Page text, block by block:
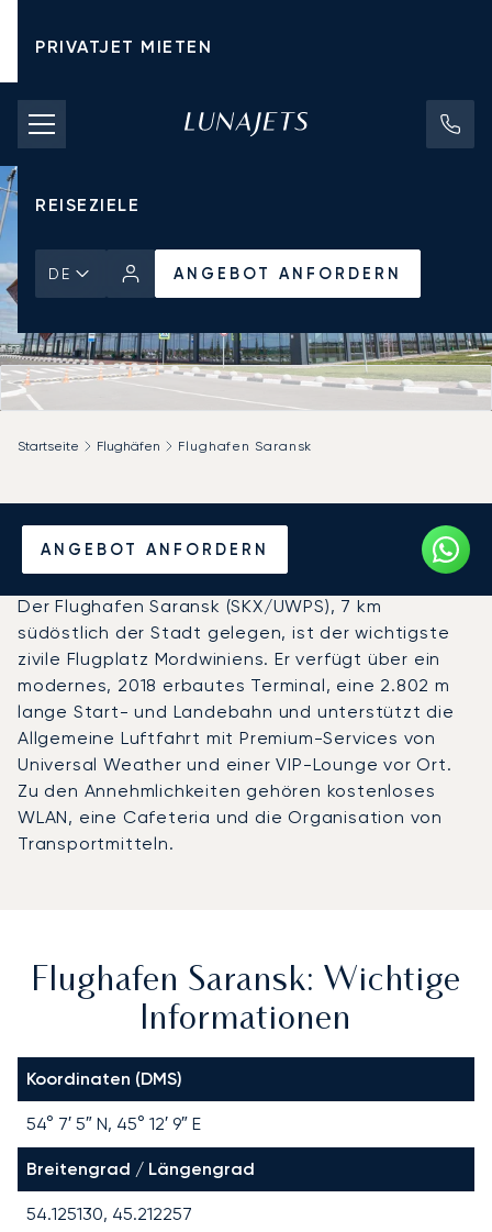
PRIVATJET MIETEN
CHARTERPREISE
PRIVATJETS
REISEZIELE
DE ANGEBOT ANFORDERN
ANGEBOT ANFORDERN
Startseite Flughäfen Flughafen Saransk
Privatjet chartern zum
Flughafen Saransk
Der Flughafen Saransk (SKX/UWPS), 7 km
südöstlich der Stadt gelegen, ist der wichtigste
zivile Flugplatz Mordwiniens. Er verfügt über ein
modernes, 2018 erbautes Terminal, eine 2.802 m
lange Start- und Landebahn und unterstützt die
Allgemeine Luftfahrt mit Premium-Services von
Universal Weather und einer VIP-Lounge vor Ort.
Zu den Annehmlichkeiten gehören kostenloses
WLAN, eine Cafeteria und die Organisation von
Transportmitteln.
Flughafen Saransk: Wichtige
Informationen
Koordinaten (DMS)
54° 7′ 5″ N, 45° 12′ 9″ E
Breitengrad / Längengrad
54.125130, 45.212257